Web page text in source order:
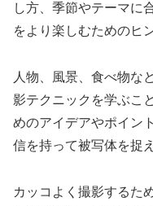
し方、季節やテーマに
をより楽しむためのヒ
人物、風景、食べ物な
影テクニックを学ぶこ
めのアイデアやポイン
信を持って被写体を捉
カッコよく撮影するた